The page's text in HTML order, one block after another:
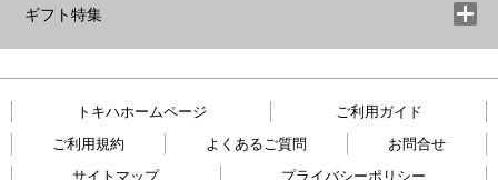
ギフト特集
トキハホームページ
ご利用ガイド
ご利用規約
よくあるご質問
お問合せ
サイトマップ
プライバシーポリシー